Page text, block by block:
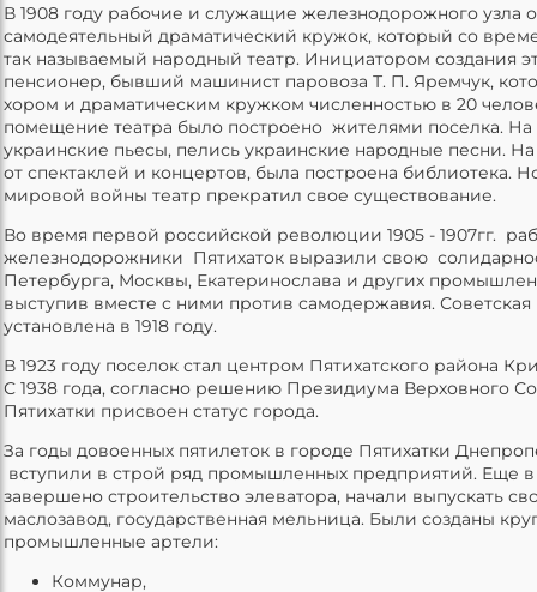
В 1908 году рабочие и служащие железнодорожного узла
самодеятельный драматический кружок, который со
так называемый народный театр. Инициатором создания
пенсионер, бывший машинист паровоза Т. П. Яремчук,
хором и драматическим кружком численностью в 20
помещение театра было построено жителями поселка. На
украинские пьесы, пелись украинские народные песни.
от спектаклей и концертов, была построена библиотека.
мировой войны театр прекратил свое существование.
Во время первой российской революции 1905 - 1907гг.
железнодорожники Пятихаток выразили свою
Петербурга, Москвы, Екатеринослава и других
выступив вместе с ними против самодержавия. Советская
установлена в 1918 году.
В 1923 году поселок стал центром Пятихатского района
С 1938 года, согласно решению Президиума Верховного
Пятихатки присвоен статус города.
За годы довоенных пятилеток в городе Пятихатки
вступили в строй ряд промышленных предприятий. Еще в
завершено строительство элеватора, начали выпускать
маслозавод, государственная мельница. Были созданы
промышленные артели:
Коммунар,